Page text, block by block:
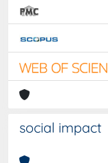
social impact